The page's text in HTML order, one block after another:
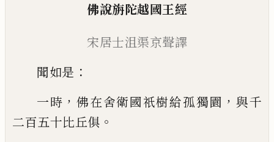
佛說旃陀越國王經
宋居士沮渠京聲譯
聞如是 ：
一時 ，佛在舍衛國祇樹給孤獨園 ， 與千
二百五十比丘俱 。